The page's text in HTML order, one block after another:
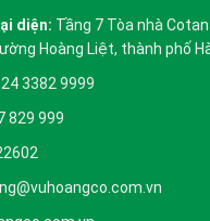
diện: Tầng 7 Tòa nhà
Hoàng Liệt, thành phố
3382 9999
829 999